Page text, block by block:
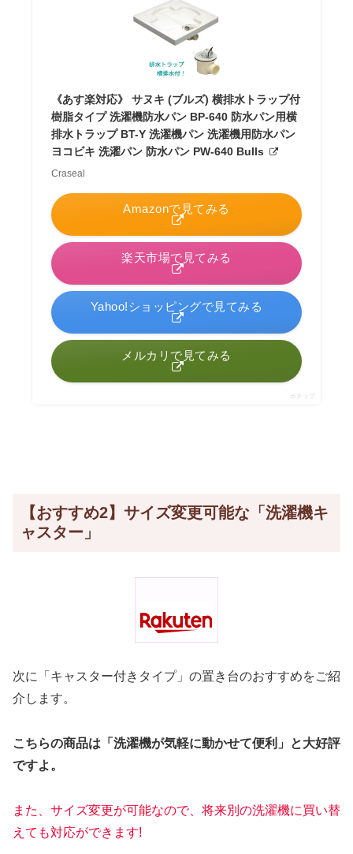
《あす楽対応》 サヌキ (ブルズ) 横排水トラップ付
樹脂タイプ 洗濯機防水パン BP-640 防水パン用横
排水トラップ BT-Y 洗濯機パン 洗濯機用防水パン
ヨコビキ 洗濯パン 防水パン PW-640 Bulls
Craseal
Amazonで見てみる
楽天市場で見てみる
Yahoo!ショッピングで見てみる
メルカリで見てみる
ポチップ
【おすすめ2】サイズ変更可能な「洗濯機キ
ャスター」
次に「キャスター付きタイプ」の置き台のおすすめをご紹
介します。
こちらの商品は「洗濯機が気軽に動かせて便利」と大好評
ですよ。
また、サイズ変更が可能なので、将来別の洗濯機に買い替
えても対応ができます!